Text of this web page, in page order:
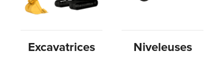
Excavatrices Niveleuses